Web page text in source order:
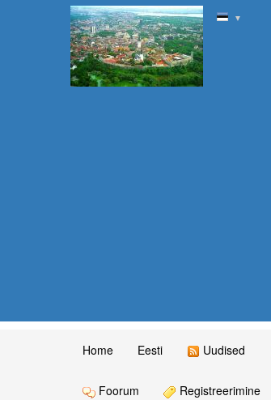
▼
Home Eesti Uudised
Foorum Registreerimine